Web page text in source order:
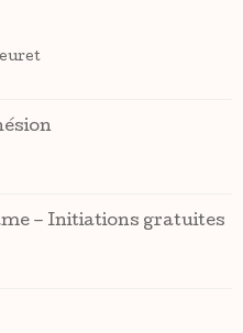
– Initiations gratuites